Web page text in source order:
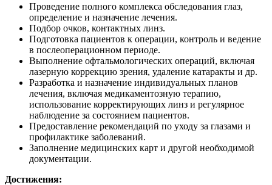
Проведение полного комплекса обследования глаз,
определение и назначение лечения.
Подбор очков, контактных линз.
Подготовка пациентов к операции, контроль и ведение
в послеоперационном периоде.
Выполнение офтальмологических операций, включая
лазерную коррекцию зрения, удаление катаракты и др.
Разработка и назначение индивидуальных планов
лечения, включая медикаментозную терапию,
использование корректирующих линз и регулярное
наблюдение за состоянием пациентов.
Предоставление рекомендаций по уходу за глазами и
профилактике заболеваний.
Заполнение медицинских карт и другой необходимой
документации.
Достижения: